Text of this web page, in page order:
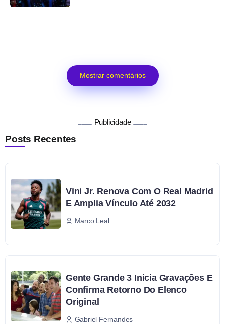
Mostrar comentários
Publicidade
Posts Recentes
Vini Jr. Renova Com O Real Madrid
E Amplia Vínculo Até 2032
Marco Leal
Gente Grande 3 Inicia Gravações E
Confirma Retorno Do Elenco
Original
Gabriel Fernandes